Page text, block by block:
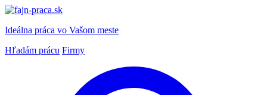
Ideálna práca vo Vašom meste
Hľadám prácu Firmy